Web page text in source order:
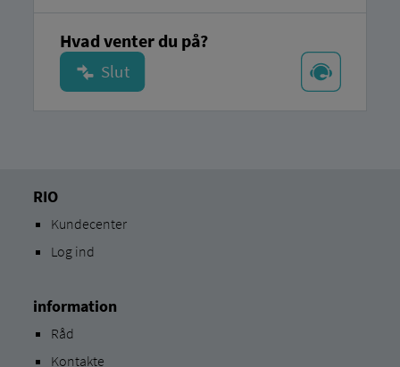
Hvad venter du på?
RIO
Kundecenter
Log ind
information
Råd
Kontakte